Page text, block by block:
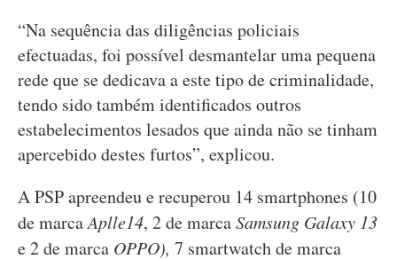
“Na sequência das diligências policiais
efectuadas, foi possível desmantelar uma pequena
rede que se dedicava a este tipo de criminalidade,
tendo sido também identificados outros
estabelecimentos lesados que ainda não se tinham
apercebido destes furtos”, explicou.
A PSP apreendeu e recuperou 14 smartphones (10
de marcaAplle14, 2 de marcaSamsung Galaxy 13
e 2 de marca OPPO), 7 smartwatch de marca